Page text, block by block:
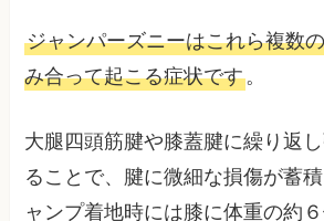
ジャンパーズニーはこれら複数
み合って起こる症状です。
大腿四頭筋腱や膝蓋腱に繰り返
ることで、腱に微細な損傷が蓄
ャンプ着地時には膝に体重の約